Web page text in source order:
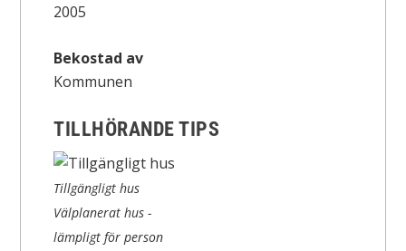
2005
Bekostad av
Kommunen
TILLHÖRANDE TIPS
Tillgängligt hus
Välplanerat hus -
lämpligt för person